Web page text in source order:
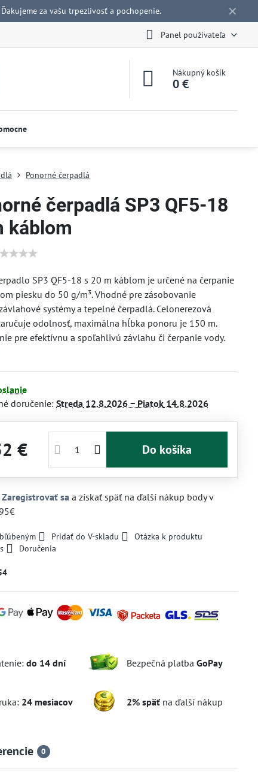
✕
za vašu trpezlivosť a pochopenie.
Panel používateľa
Nákupný košík
0 €
Ponorné čerpadlá
čerpadlá SP3 QF5-18
káblom
SP3 QF5-18 s 20 m káblom je určené na čerpanie
piesku do 50 g/m³. Vhodné pre zásobovanie
systémy a tepelné čerpadlá. Celonerezová
odolnosť, maximálna hĺbka ponoru je 150 m.
pre efektívnu a spoľahlivú závlahu či čerpanie vody.
doručenie:Streda 12.8.2026 − Piatok 14.8.2026
€ Do košíka
sa a získať späť na ďalší nákup body v
Pridať do V-skladu
Otázka k produktu
Doručenia
do 14 dní Bezpečná platbaGoPay
24 mesiacov 2% späť na ďalší nákup
0